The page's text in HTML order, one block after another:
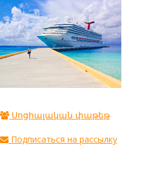
Սոցիալական փաթեթ
Подписаться на рассылку